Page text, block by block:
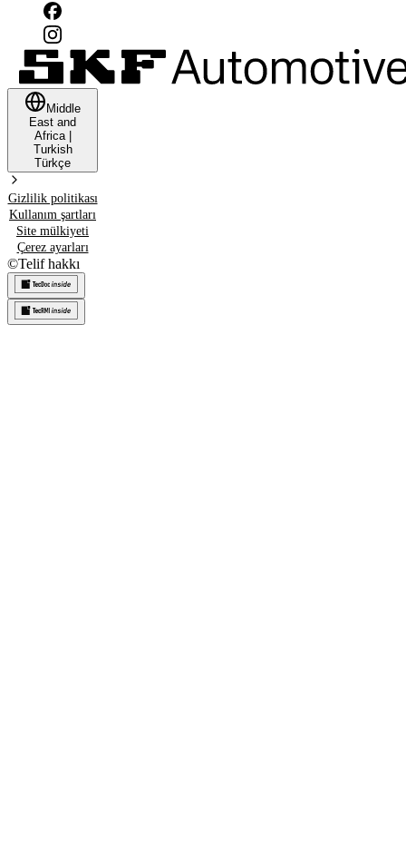
Middle
East and
Africa|
Turkish
Türkçe
Gizlilik politikası
Kullanım şartları
Site mülkiyeti
Çerez ayarları
©Telif hakkı